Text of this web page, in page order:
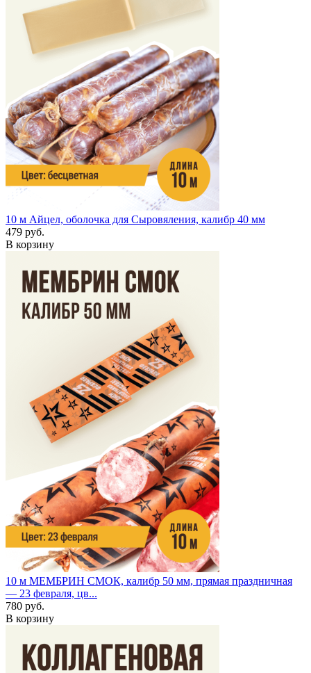
10 м Айцел, оболочка для Сыровяления, калибр 40 мм
479 руб.
В корзину
10 м МЕМБРИН СМОК, калибр 50 мм, прямая праздничная
— 23 февраля, цв...
780 руб.
В корзину